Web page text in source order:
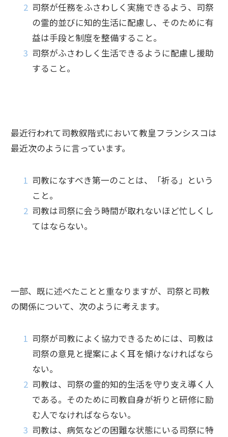
司祭が任務をふさわしく実施できるよう、司祭
の霊的並びに知的生活に配慮し、そのために有
益は手段と制度を整備すること。
司祭がふさわしく生活できるように配慮し援助
すること。
最近行われて司教叙階式において教皇フランシスコは
最近次のように言っています。
司教になすべき第一のことは、「祈る」という
こと。
司教は司祭に会う時間が取れないほど忙しくし
てはならない。
一部、既に述べたことと重なりますが、司祭と司教
の関係について、次のように考えます。
司祭が司教によく協力できるためには、司教は
司祭の意見と提案によく耳を傾けなければなら
ない。
司教は、司祭の霊的知的生活を守り支え導く人
である。そのために司教自身が祈りと研修に励
む人でなければならない。
司教は、病気などの困難な状態にいる司祭に特